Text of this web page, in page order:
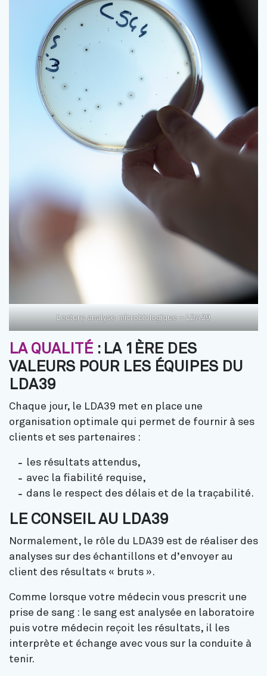
Lecture analyse microbiologique – LDA39
LA QUALITÉ : LA 1ÈRE DES
VALEURS POUR LES ÉQUIPES DU
LDA39
Chaque jour, le LDA39 met en place une
organisation optimale qui permet de fournir à ses
clients et ses partenaires :
les résultats attendus,
avec la fiabilité requise,
dans le respect des délais et de la traçabilité.
LE CONSEIL AU LDA39
Normalement, le rôle du LDA39 est de réaliser des
analyses sur des échantillons et d’envoyer au
client des résultats « bruts ».
Comme lorsque votre médecin vous prescrit une
prise de sang : le sang est analysée en laboratoire
puis votre médecin reçoit les résultats, il les
interprète et échange avec vous sur la conduite à
tenir.